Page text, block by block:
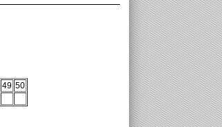
49 50